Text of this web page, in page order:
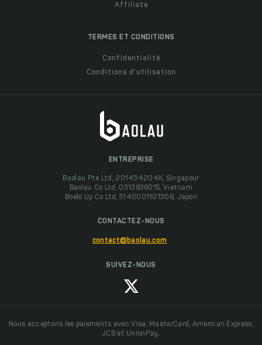
Affiliate
TERMES ET CONDITIONS
Confidentialité
Conditions d'utilisation
ENTREPRISE
Baolau Pte Ltd, 201434204K, Singapour
Baolau Co Ltd, 0313838015, Vietnam
Boeki Up Co Ltd, 5140001101308, Japon
CONTACTEZ-NOUS
contact@baolau.com
SUIVEZ-NOUS
Nous acceptons les paiements avec Visa, MasterCard, American Express,
JCB et UnionPay.